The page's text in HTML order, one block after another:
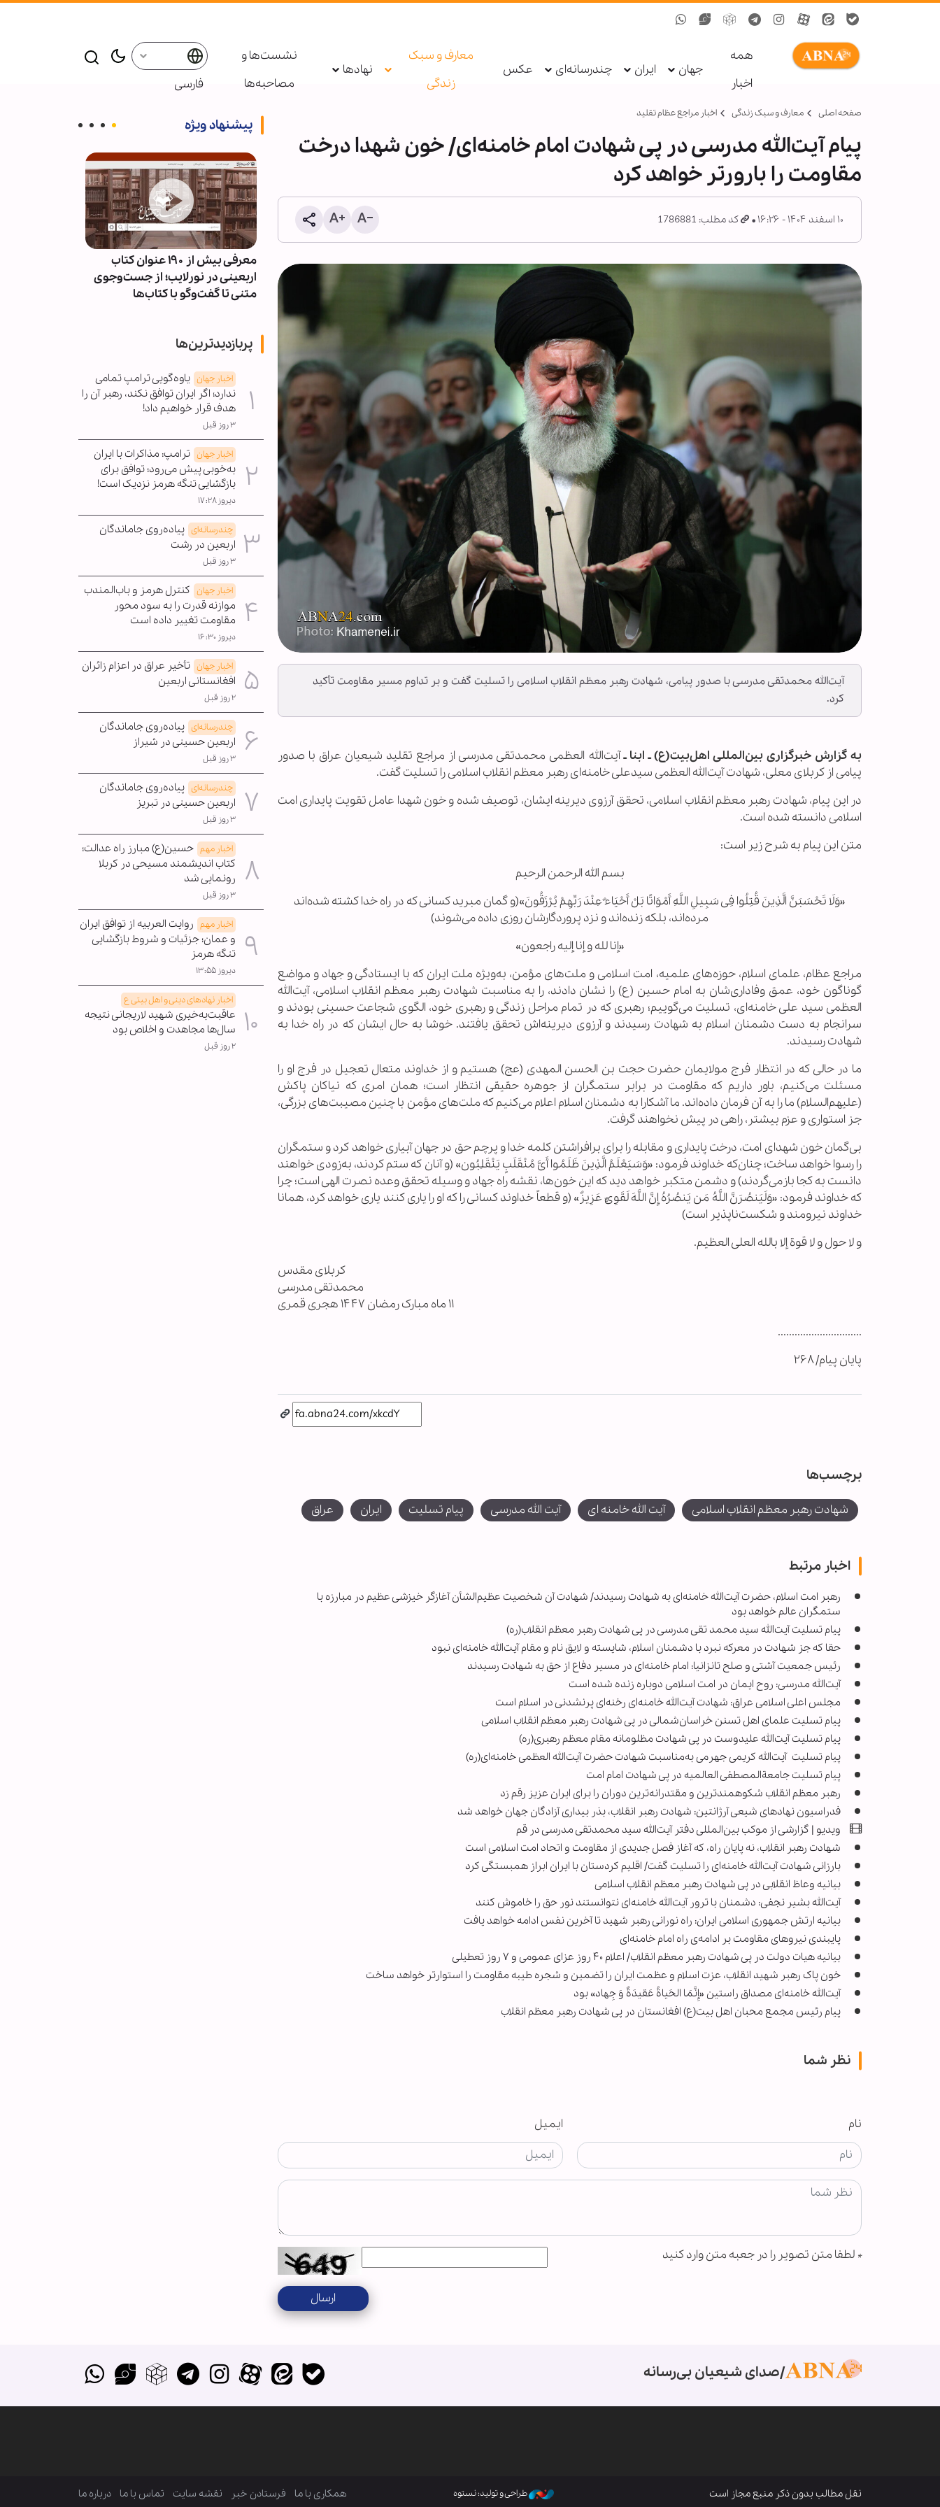
همه
اخبار
جهان ایران چندرسانه‌ای عکس
معارف و سبک
زندگی
نهادها
نشست‌ها و
مصاحبه‌ها
فارسی
صفحه اصلی معارف و سبک زندگی اخبار مراجع عظام تقلید
پیام آیت‌الله مدرسی در پی شهادت امام خامنه‌ای/ خون شهدا درخت
مقاومت را بارورتر خواهد کرد
۱۰ اسفند ۱۴۰۴ - ۱۶:۲۶ کد مطلب: 1786881
آیت‌الله محمدتقی مدرسی با صدور پیامی، شهادت رهبر معظم انقلاب اسلامی را تسلیت گفت و بر تداوم مسیر مقاومت تأکید
کرد.
به گزارش خبرگزاری بین‌المللی اهل‌بیت(ع) ـ ابنا ـآیت‌الله العظمی محمدتقی مدرسی از مراجع تقلید شیعیان عراق با صدور
پیامی از کربلای معلی، شهادت آیت‌الله العظمی سیدعلی خامنه‌ای رهبر معظم انقلاب اسلامی را تسلیت گفت.
در این پیام، شهادت رهبر معظم انقلاب اسلامی، تحقق آرزوی دیرینه ایشان، توصیف شده و خون شهدا عامل تقویت پایداری امت
اسلامی دانسته شده است.
متن این پیام به شرح زیر است:
بسم الله الرحمن الرحیم
«وَلَا تَحْسَبَنَّ الَّذِینَ قُتِلُوا فِی سَبِیلِ اللَّهِ أَمْوَاتًا بَلْ أَحْیَاءٌ عِنْدَ رَبِّهِمْ یُرْزَقُونَ»(و گمان مبرید کسانی که در راه خدا کشته شده‌اند
مرده‌اند، بلکه زنده‌اند و نزد پروردگارشان روزی داده می‌شوند)
«إنا لله و إنا إلیه راجعون»
مراجع عظام، علمای اسلام، حوزه‌های علمیه، امت اسلامی و ملت‌های مؤمن، به‌ویژه ملت ایران که با ایستادگی و جهاد و مواضع
گوناگون خود، عمق وفاداری‌شان به امام حسین (ع) را نشان دادند، را به مناسبت شهادت رهبر معظم انقلاب اسلامی، آیت‌الله
العظمی سید علی خامنه‌ای، تسلیت می‌گوییم؛ رهبری که در تمام مراحل زندگی و رهبری خود، الگوی شجاعت حسینی بودند و
سرانجام به دست دشمنان اسلام به شهادت رسیدند و آرزوی دیرینه‌اش تحقق یافتند. خوشا به حال ایشان که در راه خدا به
شهادت رسیدند.
ما در حالی که در انتظار فرج مولایمان حضرت حجت بن الحسن المهدی (عج) هستیم و از خداوند متعال تعجیل در فرج او را
مسئلت می‌کنیم، باور داریم که مقاومت در برابر ستمگران از جوهره حقیقی انتظار است؛ همان امری که نیاکان پاکش
(علیهم‌السلام) ما را به آن فرمان داده‌اند. ما آشکارا به دشمنان اسلام اعلام می‌کنیم که ملت‌های مؤمن با چنین مصیبت‌های بزرگی،
جز استواری و عزم بیشتر، راهی در پیش نخواهند گرفت.
بی‌گمان خون شهدای امت، درخت پایداری و مقابله را برای برافراشتن کلمه خدا و پرچم حق در جهان آبیاری خواهد کرد و ستمگران
را رسوا خواهد ساخت؛ چنان‌که خداوند فرمود: «وَسَیَعْلَمُ الَّذِینَ ظَلَمُوا أَیَّ مُنْقَلَبٍ یَنْقَلِبُون» (و آنان که ستم کردند، به‌زودی خواهند
دانست به کجا بازمی‌گردند) و دشمن متکبر خواهد دید که این خون‌ها، نقشه راه جهاد و وسیله تحقق وعده نصرت الهی است؛ چرا
که خداوند فرمود: «وَلَیَنصُرَنَّ اللَّهُ مَن یَنصُرُهُ إِنَّ اللَّهَ لَقَوِیٌّ عَزِیزٌ» (و قطعاً خداوند کسانی را که او را یاری کنند یاری خواهد کرد، همانا
خداوند نیرومند و شکست‌ناپذیر است)
و لا حول و لا قوة إلا بالله العلی العظیم.
کربلای مقدس
محمدتقی مدرسی
۱۱ ماه مبارک رمضان ۱۴۴۷ هجری قمری
..............................
پایان پیام/ ۲۶۸
برچسب‌ها
شهادت رهبر معظم انقلاب اسلامی آیت الله خامنه ای آیت الله مدرسی پیام تسلیت ایران عراق
اخبار مرتبط
رهبر امت اسلام، حضرت آیت‌الله خامنه‌ای به شهادت رسیدند/ شهادت آن شخصیت عظیم‌الشأن آغازگر خیزشی عظیم در مبارزه با
ستمگران عالم خواهد بود
پیام تسلیت آیت‌الله سید محمد تقی مدرسی در پی شهادت رهبر معظم انقلاب(ره)
حقا که جز شهادت در معرکه نبرد با دشمنان اسلام، شایسته و لایق نام و مقام آیت‌الله خامنه‌ای نبود
رئیس جمعیت آشتی و صلح تانزانیا: امام خامنه‌ای در مسیر دفاع از حق به شهادت رسیدند
آیت‌الله مدرسی: روح ایمان در امت اسلامی دوباره زنده شده است
مجلس اعلی اسلامی عراق: شهادت آیت‌الله خامنه‌ای رخنه‌ای پرنشدنی در اسلام است
پیام تسلیت علمای اهل تسنن خراسان‌شمالی در پی شهادت رهبر معظم انقلاب اسلامی
پیام تسلیت آیت‌الله علیدوست در پی شهادت مظلومانه مقام معظم رهبری(ره)
پیام تسلیت آیت‌الله کریمی جهرمی به‌مناسبت شهادت حضرت آیت‌الله العظمی خامنه‌ای‌(ره)
پیام تسلیت جامعةالمصطفی العالمیه در پی شهادت امام امت
رهبر معظم انقلاب شکوهمندترین و مقتدرانه‌ترین دوران را برای ایران عزیز رقم زد
فدراسیون نهادهای شیعی آرژانتین: شهادت رهبر انقلاب، بذر بیداری آزادگان جهان خواهد شد
ویدیو | گزارشی از موکب بین‌المللی دفتر آیت‌الله سید محمدتقی مدرسی در قم
شهادت رهبر انقلاب، نه پایان راه، که آغاز فصل جدیدی از مقاومت و اتحاد امت اسلامی است
بارزانی شهادت آیت‌الله خامنه‌ای را تسلیت گفت/ اقلیم کردستان با ایران ابراز همبستگی کرد
بیانیه وعاظ انقلابی در پی شهادت رهبر معظم انقلاب اسلامی
آیت‌الله بشیر نجفی: دشمنان با ترور آیت‌الله خامنه‌ای نتوانستند نور حق را خاموش کنند
بیانیه ارتش جمهوری اسلامی ایران: راه نورانی رهبر شهید تا آخرین نفس ادامه خواهد یافت
پایبندی نیروهای مقاومت بر ادامه‌ی راه امام خامنه‌ای
بیانیه هیات دولت در پی شهادت رهبر معظم انقلاب/ اعلام ۴۰ روز عزای عمومی و ۷ روز تعطیلی
خون پاک رهبر شهید انقلاب، عزت اسلام و عظمت ایران را تضمین و شجره طیبه مقاومت را استوارتر خواهد ساخت
آیت‌الله خامنه‌ای مصداق راستین «إِنَّمَا الحَیاةُ عَقیدَةٌ وَ جِهاد» بود
پیام رئیس مجمع محبان اهل بیت(ع) افغانستان در پی شهادت رهبر معظم انقلاب
نظر شما
نام ایمیل
* لطفا متن تصویر را در جعبه متن وارد کنید
ارسال
پیشنهاد ویژه
دستگیری عامل توهین به زائران
اربعین در فضای مجازی توسط
معرفی بیش از ۱۹۰ عنوان کتاب
اربعینی در نورلایب؛ از جست‌وجوی
متنی تا گفت‌وگو با کتاب‌ها
پربازدیدترین‌ها
اخبار جهان یاوه‌گویی ترامپ تمامی
ندارد؛ اگر ایران توافق نکند، رهبر آن را
هدف قرار خواهیم داد!
۳ روز قبل
اخبار جهان ترامپ: مذاکرات با ایران
به‌خوبی پیش می‌رود؛ توافق برای
بازگشایی تنگه هرمز نزدیک است!
دیروز ۱۷:۲۸
چندرسانه‌ای پیاده‌روی جاماندگان
اربعین در رشت
۳ روز قبل
اخبار جهان کنترل هرمز و باب‌المندب
موازنه قدرت را به سود محور
مقاومت تغییر داده است
دیروز ۱۶:۳۰
اخبار جهان تأخیر عراق در اعزام زائران
افغانستانی اربعین
۲ روز قبل
چندرسانه‌ای پیاده‌روی جاماندگان
اربعین حسینی در شیراز
۳ روز قبل
چندرسانه‌ای پیاده‌روی جاماندگان
اربعین حسینی در تبریز
۳ روز قبل
اخبار مهم حسین(ع) مبارز راه عدالت؛
کتاب اندیشمند مسیحی در کربلا
رونمایی شد
۳ روز قبل
اخبار مهم روایت العربیه از توافق ایران
و عمان؛ جزئیات و شروط بازگشایی
تنگه هرمز
دیروز ۱۳:۵۵
اخبار نهادهای دینی و اهل بیتی ع
عاقبت‌به‌خیری شهید لاریجانی نتیجه
سال‌ها مجاهدت و اخلاص بود
۲ روز قبل
صدای شیعیان بی‌رسانه
نقل مطالب بدون ذکر منبع مجاز است طراحی و تولید: نستوه همکاری با ما فرستادن خبر نقشه سایت تماس با ما درباره ما